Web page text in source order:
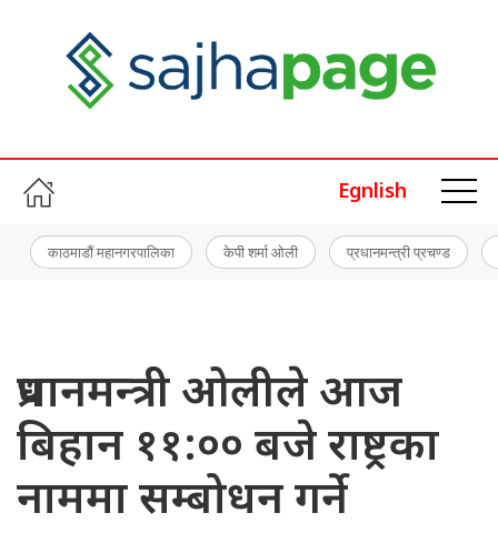
Egnlish
काठमाडौं महानगरपालिका केपी शर्मा ओली प्रधानमन्त्री प्रचण्ड
प्रधानमन्त्री ओलीले आज
बिहान ११:०० बजे राष्ट्रका
नाममा सम्बोधन गर्ने